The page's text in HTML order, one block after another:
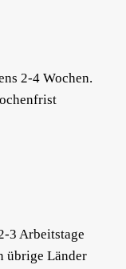
2-4 Wochen.
3 Arbeitstage
übrige Länder